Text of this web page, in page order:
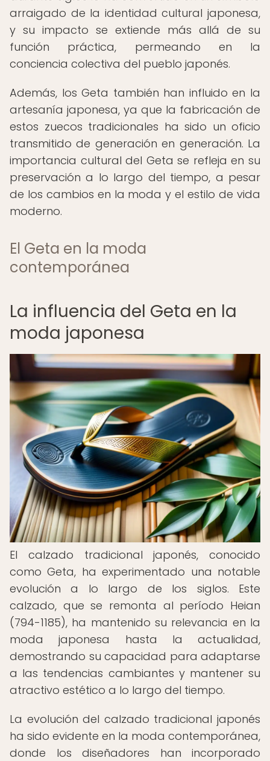
arraigado de la identidad cultural japonesa,
y su impacto se extiende más allá de su
función práctica, permeando en la
conciencia colectiva del pueblo japonés.
Además, los Geta también han influido en la
artesanía japonesa, ya que la fabricación de
estos zuecos tradicionales ha sido un oficio
transmitido de generación en generación. La
importancia cultural del Geta se refleja en su
preservación a lo largo del tiempo, a pesar
de los cambios en la moda y el estilo de vida
moderno.
El Geta en la moda
contemporánea
La influencia del Geta en la
moda japonesa
El calzado tradicional japonés, conocido
como Geta, ha experimentado una notable
evolución a lo largo de los siglos. Este
calzado, que se remonta al período Heian
(794-1185), ha mantenido su relevancia en la
moda japonesa hasta la actualidad,
demostrando su capacidad para adaptarse
a las tendencias cambiantes y mantener su
atractivo estético a lo largo del tiempo.
La evolución del calzado tradicional japonés
ha sido evidente en la moda contemporánea,
donde los diseñadores han incorporado